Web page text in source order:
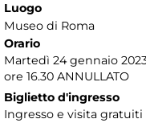
Luogo
Museo di Roma
Orario
Martedì 24 gennaio
ore 16.30 ANNULLATO
Biglietto d'ingresso
Ingresso e visita